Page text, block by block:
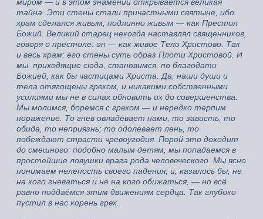
тайна. Эти стены стали причастными святыне, ибо
храм сделался живым, подлинно живым — как Престол
Божий. Великий старец некогда наставлял священников,
говоря о престоле: он — как живое Тело Христово. Так
и весь храм: его стены суть образ Плоти Христовой. И
мы, приходящие сюда, становимся, по благодати
Божией, как бы частицами Христа. Да, наши души и
тела отягощены грехом, и никакими собственными
усилиями мы не в силах обновить их до совершенства.
Мы молимся, боремся с грехом — и нередко терпим
поражение. То гнев овладевает нами, то зависть, то
обида, то неприязнь; то одолевает лень, то
побеждают страсти чревоугодия. Порой это доходит
до смешного: подобно малым детям, мы попадаемся в
простейшие ловушки врага рода человеческого. Мы ясно
понимаем нелепость своего падения, и, казалось бы, не
на кого гневаться и не на кого обижаться, — но всё
равно поддаёмся этим движениям сердца. Так глубоко
пустил в нас корень грех.